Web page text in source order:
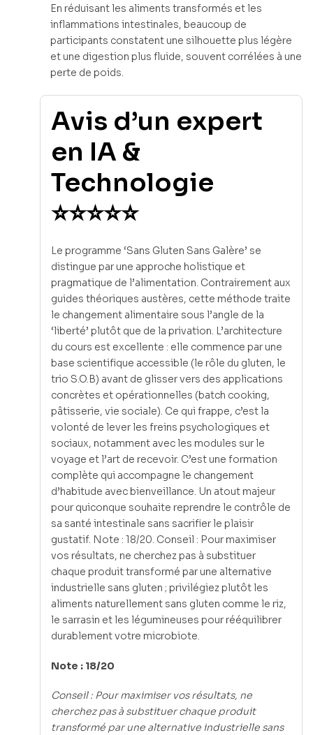
En réduisant les aliments transformés et les
inflammations intestinales, beaucoup de
participants constatent une silhouette plus légère
et une digestion plus fluide, souvent corrélées à une
perte de poids.
Avis d’un expert
en IA &
Technologie
⭐⭐⭐⭐⭐
Le programme ‘Sans Gluten Sans Galère’ se
distingue par une approche holistique et
pragmatique de l’alimentation. Contrairement aux
guides théoriques austères, cette méthode traite
le changement alimentaire sous l’angle de la
‘liberté’ plutôt que de la privation. L’architecture
du cours est excellente : elle commence par une
base scientifique accessible (le rôle du gluten, le
trio S.O.B) avant de glisser vers des applications
concrètes et opérationnelles (batch cooking,
pâtisserie, vie sociale). Ce qui frappe, c’est la
volonté de lever les freins psychologiques et
sociaux, notamment avec les modules sur le
voyage et l’art de recevoir. C’est une formation
complète qui accompagne le changement
d’habitude avec bienveillance. Un atout majeur
pour quiconque souhaite reprendre le contrôle de
sa santé intestinale sans sacrifier le plaisir
gustatif. Note : 18/20. Conseil : Pour maximiser
vos résultats, ne cherchez pas à substituer
chaque produit transformé par une alternative
industrielle sans gluten ; privilégiez plutôt les
aliments naturellement sans gluten comme le riz,
le sarrasin et les légumineuses pour rééquilibrer
durablement votre microbiote.
Note : 18/20
Conseil : Pour maximiser vos résultats, ne
cherchez pas à substituer chaque produit
transformé par une alternative industrielle sans